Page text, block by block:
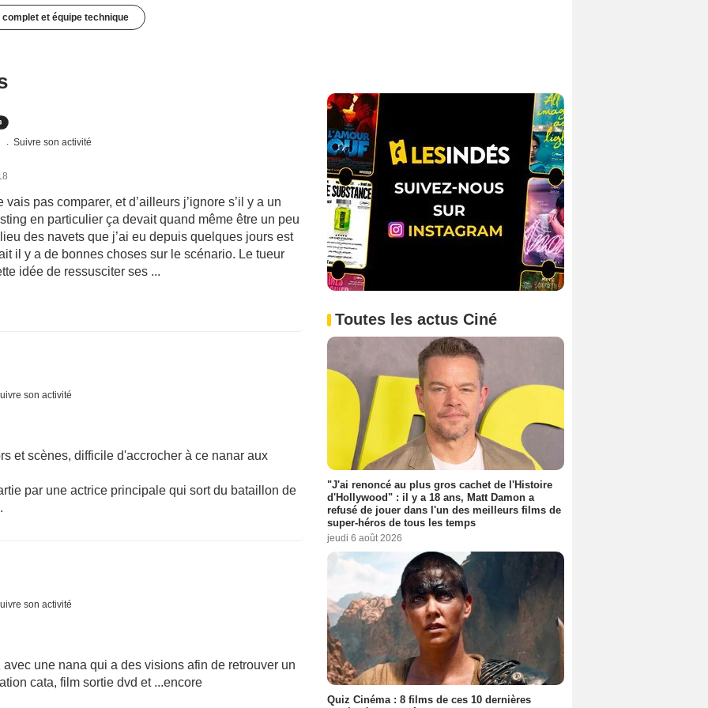
et équipe technique
Suivre son activité
pas comparer, et d’ailleurs j’ignore s’il y a un
en particulier ça devait quand même être un peu
des navets que j’ai eu depuis quelques jours est
il y a de bonnes choses sur le scénario. Le tueur
idée de ressusciter ses ...
son activité
et scènes, difficile d'accrocher à ce nanar aux
par une actrice principale qui sort du bataillon de
son activité
une nana qui a des visions afin de retrouver un
cata, film sortie dvd et ...encore
Toutes les actus Ciné
"J'ai renoncé au plus gros cachet de l'Histoire
d'Hollywood" : il y a 18 ans, Matt Damon a
refusé de jouer dans l'un des meilleurs films de
super-héros de tous les temps
jeudi 6 août 2026
Quiz Cinéma : 8 films de ces 10 dernières